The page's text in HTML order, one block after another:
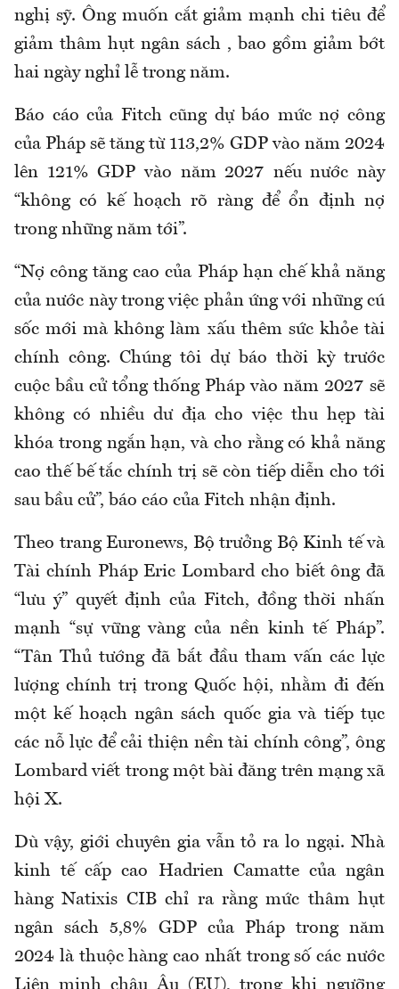
nghị sỹ. Ông muốn cắt giảm mạnh chi tiêu để
giảm thâm hụt ngân sách , bao gồm giảm bớt
hai ngày nghỉ lễ trong năm.
Báo cáo của Fitch cũng dự báo mức nợ công
của Pháp sẽ tăng từ 113,2% GDP vào năm 2024
lên 121% GDP vào năm 2027 nếu nước này
“không có kế hoạch rõ ràng để ổn định nợ
trong những năm tới”.
“Nợ công tăng cao của Pháp hạn chế khả năng
của nước này trong việc phản ứng với những cú
sốc mới mà không làm xấu thêm sức khỏe tài
chính công. Chúng tôi dự báo thời kỳ trước
cuộc bầu cử tổng thống Pháp vào năm 2027 sẽ
không có nhiều dư địa cho việc thu hẹp tài
khóa trong ngắn hạn, và cho rằng có khả năng
cao thế bế tắc chính trị sẽ còn tiếp diễn cho tới
sau bầu cử”, báo cáo của Fitch nhận định.
Theo trang Euronews, Bộ trưởng Bộ Kinh tế và
Tài chính Pháp Eric Lombard cho biết ông đã
“lưu ý” quyết định của Fitch, đồng thời nhấn
mạnh “sự vững vàng của nền kinh tế Pháp”.
“Tân Thủ tướng đã bắt đầu tham vấn các lực
lượng chính trị trong Quốc hội, nhằm đi đến
một kế hoạch ngân sách quốc gia và tiếp tục
các nỗ lực để cải thiện nền tài chính công”, ông
Lombard viết trong một bài đăng trên mạng xã
hội X.
Dù vậy, giới chuyên gia vẫn tỏ ra lo ngại. Nhà
kinh tế cấp cao Hadrien Camatte của ngân
hàng Natixis CIB chỉ ra rằng mức thâm hụt
ngân sách 5,8% GDP của Pháp trong năm
2024 là thuộc hàng cao nhất trong số các nước